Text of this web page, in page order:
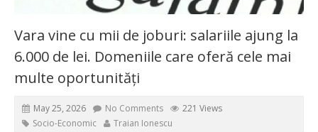
Vara vine cu mii de joburi: salariile ajung la
6.000 de lei. Domeniile care oferă cele mai
multe oportunități
May 25, 2026 No Comments
221 Views
Socio-Economic
Traian Ionescu